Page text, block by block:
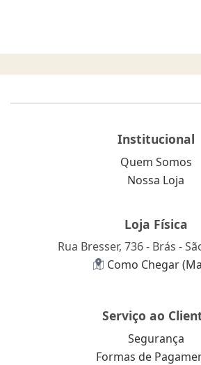
Institucional
Quem Somos
Nossa Loja
Loja Física
Rua Bresser, 736 - Brás -
Como Chegar
Serviço ao
Segurança
Formas de